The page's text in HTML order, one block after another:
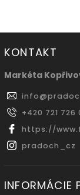
KONTAKT
Markéta
info@
+420 721 726
https://
pradoch_cz
INFORMÁCIE